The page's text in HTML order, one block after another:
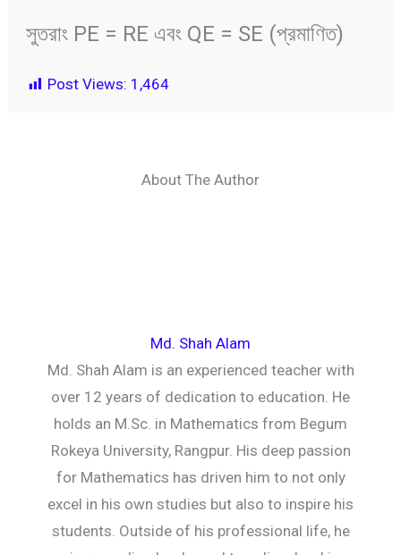
সুতরাং PE = RE এবং QE = SE (প্রমাণিত)
Post Views: 1,464
About The Author
Md. Shah Alam
Md. Shah Alam is an experienced teacher with
over 12 years of dedication to education. He
holds an M.Sc. in Mathematics from Begum
Rokeya University, Rangpur. His deep passion
for Mathematics has driven him to not only
excel in his own studies but also to inspire his
students. Outside of his professional life, he